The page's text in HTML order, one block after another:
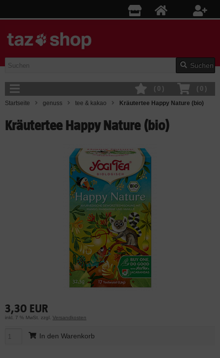
Suchen
( 0 )
( 0 )
Startseite genuss tee & kakao Kräutertee Happy Nature (bio)
Kräutertee Happy Nature (bio)
3,30 EUR
inkl. 7 % MwSt. zzgl. Versandkosten
In den Warenkorb